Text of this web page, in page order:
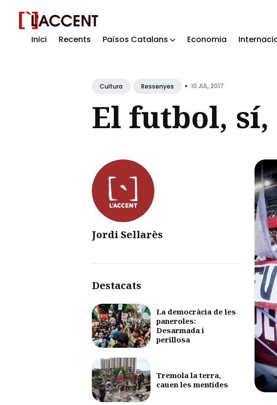
Inici Recents Països Catalans Economia
Blog
Cultura Ressenyes • 10 JUL, 2017
El futbol,
Jordi Sellarès
Destacats
La democràcia de les
paneroles:
Desarmada i
perillosa
Tremola la terra,
cauen les mentides